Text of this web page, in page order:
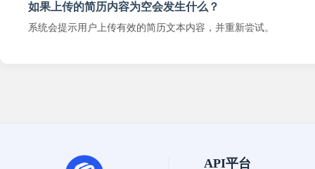
如果上传的简历内容为空会发生什么？
系统会提示用户上传有效的简历文本内容，并重新尝试。
API平台